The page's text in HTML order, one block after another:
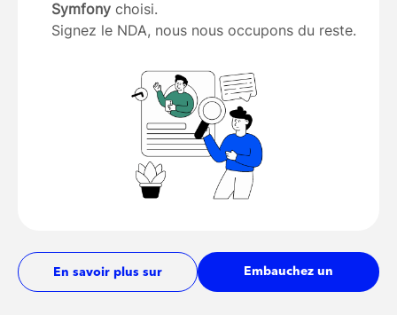
Symfony choisi.
Signez le NDA, nous nous occupons du reste.
En savoir plus sur Embauchez un